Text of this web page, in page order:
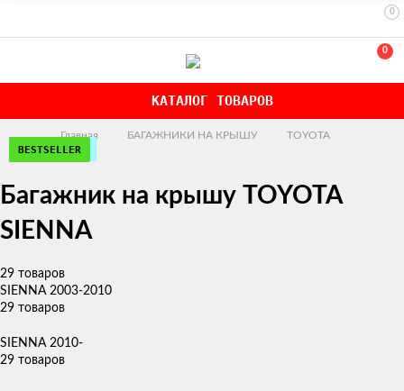
0
0
КАТАЛОГ ТОВАРОВ
Главная БАГАЖНИКИ НА КРЫШУ TOYOTA
Багажник на крышу TOYOTA
SIENNA
29 товаров
SIENNA 2003-2010
29 товаров
SIENNA 2010-
29 товаров
ЭКОНОМ
РЕКОМЕНДУЕМ
ЭКОНОМ
РЕКОМЕНДУЕМ
ЭКОНОМ
BESTSELLER
РЕКОМЕНДУЕМ
РЕКОМЕНДУЕМ
РЕКОМЕНДУЕМ
РЕКОМЕНДУЕМ
РЕКОМЕНДУЕМ
NEW!
NEW!
BESTSELLER
BESTSELLER